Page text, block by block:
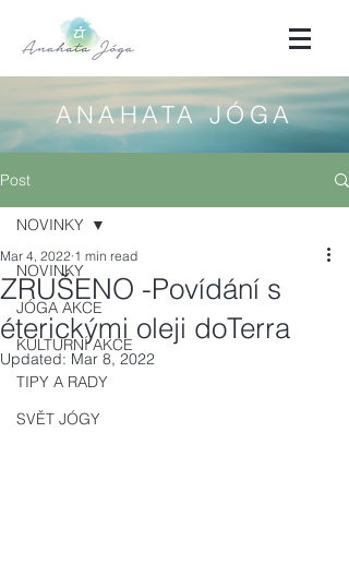
ANAHATA JÓGA
Post
NOVINKY
JÓGA AKCE
KULTURNÍ AKCE
TIPY A RADY
SVĚT JÓGY
NOVINKY
ZRUŠENO -Povídání s
éterickými oleji doTerra
Mar 4, 2022 1 min read
Updated: Mar 8, 2022